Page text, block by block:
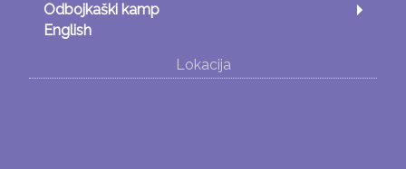
Odbojkaški kamp
English
Lokacija